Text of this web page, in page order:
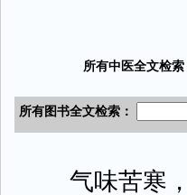
气味苦寒，